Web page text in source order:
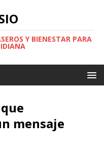
Y BIENESTAR PARA
mensaje